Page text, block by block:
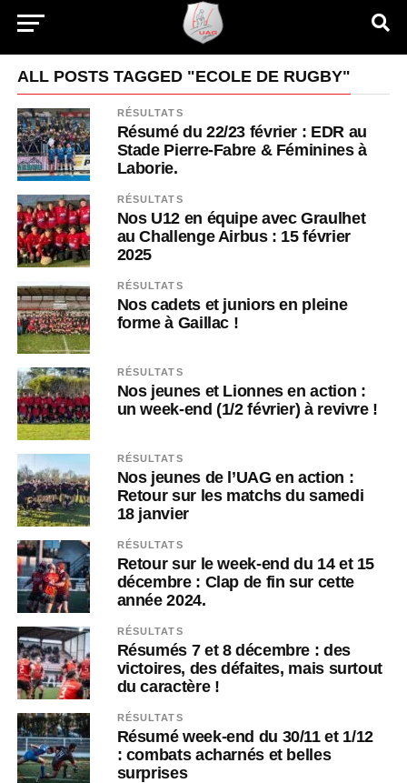
ALL POSTS TAGGED "ECOLE DE RUGBY"
RÉSULTATS
Résumé du 22/23 février : EDR au
Stade Pierre-Fabre & Féminines à
Laborie.
RÉSULTATS
Nos U12 en équipe avec Graulhet
au Challenge Airbus : 15 février
2025
RÉSULTATS
Nos cadets et juniors en pleine
forme à Gaillac !
RÉSULTATS
Nos jeunes et Lionnes en action :
un week-end (1/2 février) à revivre !
RÉSULTATS
Nos jeunes de l’UAG en action :
Retour sur les matchs du samedi
18 janvier
RÉSULTATS
Retour sur le week-end du 14 et 15
décembre : Clap de fin sur cette
année 2024.
RÉSULTATS
Résumés 7 et 8 décembre : des
victoires, des défaites, mais surtout
du caractère !
RÉSULTATS
Résumé week-end du 30/11 et 1/12
: combats acharnés et belles
surprises